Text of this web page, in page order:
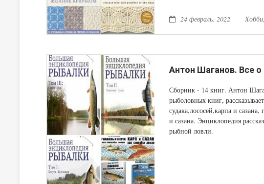
24 февраль, 2022
Антон Шаганов. Все
Сборник - 14 книг. Антон
рыболовных книг,
судака,лососей,карпа и
и сазана. Энциклопедия
рыбной ловли.